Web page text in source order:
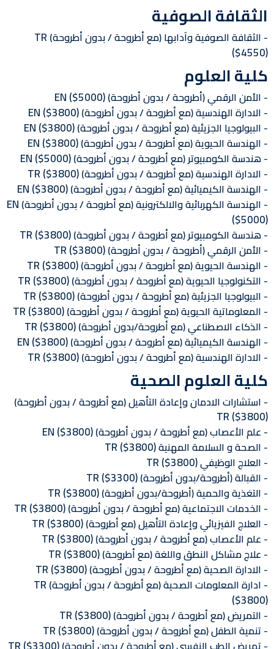
الثقافة الصوفية
الثقافة الصوفية وآدابها (مع أطروحة / بدون أطروحة) TR
($4550)
كلية العلوم
الأمن الرقمي (أطروحة / بدون أطروحة) EN($5000)
الادارة الهندسية (مع أطروحة / بدون أطروحة) EN($3800)
البيولوجيا الجزيئية (مع أطروحة / بدون أطروحة) EN($3800)
الهندسة الحيوية (مع أطروحة / بدون أطروحة) EN($3800)
هندسة الكومبيوتر (مع أطروحة / بدون أطروحة) EN($5000)
الادارة الهندسية (مع أطروحة / بدون أطروحة) TR($3800)
الهندسة الكيميائية (مع أطروحة / بدون أطروحة) EN($3800)
الهندسة الكهربائية والالكترونية (مع أطروحة / بدون أطروحة) EN
($5000)
هندسة الكومبيوتر (مع أطروحة / بدون أطروحة) TR($3800)
الأمن الرقمي (أطروحة / بدون أطروحة) TR($3800)
الهندسة الحيوية (مع أطروحة / بدون أطروحة) TR($3800)
التكنولوجيا الحيوية (مع أطروحة / بدون أطروحة) TR($3800)
البيولوجيا الجزيئية (مع أطروحة / بدون أطروحة) TR($3800)
المعلوماتية الحيوية (مع أطروحة / بدون أطروحة) TR($3800)
الذكاء الاصطناعي (مع أطروحة/بدون أطروحة) TR($3800)
الهندسة الكيميائية (مع أطروحة / بدون أطروحة) EN($3800)
الادارة الهندسية (مع أطروحة / بدون أطروحة) TR($3800)
كلية العلوم الصحية
استشارات الادمان وإعادة التأهيل (مع أطروحة / بدون أطروحة)
TR($3800)
علم الأعصاب (مع أطروحة / بدون أطروحة) EN($3800)
الصحة و السلامة المهنية TR($3800)
العلاج الوظيفي TR($3800)
القبالة (أطروحة/بدون أطروحة) TR($3300)
التغذية والحمية (أطروحة/بدون أطروحة) TR($3800)
الخدمات الاجتماعية (مع أطروحة / بدون أطروحة) TR($3800)
العلاج الفيزيائي وإعادة التأهيل (مع أطروحة) TR($3800)
علم الأعصاب (مع أطروحة / بدون أطروحة) TR($3800)
علاج مشاكل النطق واللغة (مع أطروحة) TR($3800)
الادارة الصحية (مع أطروحة / بدون أطروحة) TR($3800)
ادارة المعلومات الصحية (مع أطروحة / بدون أطروحة) TR
($3800)
التمريض (مع أطروحة / بدون أطروحة) TR($3800)
تنمية الطفل (مع أطروحة / بدون أطروحة) TR($3800)